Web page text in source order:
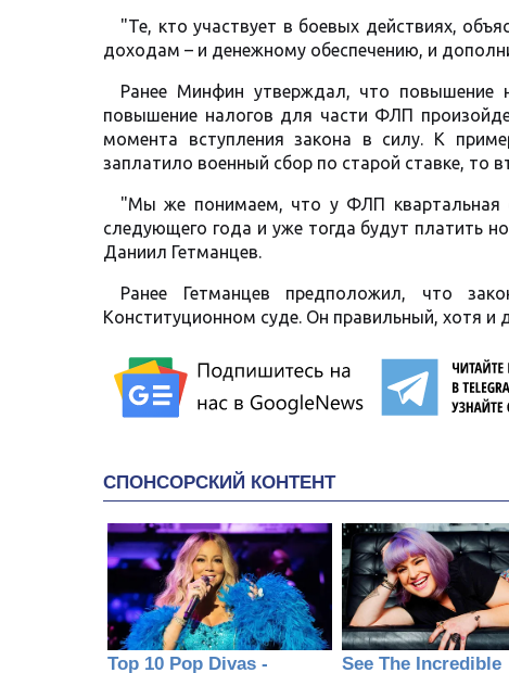
"Те, кто участвует в боевых действиях,
доходам – и денежному обеспечению, и
Ранее Минфин утверждал, что повышение
повышение налогов для части ФЛП
момента вступления закона в силу. К
заплатило военный сбор по старой ставке, то
"Мы же понимаем, что у ФЛП квартальная
следующего года и уже тогда будут платить
Даниил Гетманцев.
Ранее Гетманцев предположил, что
Конституционном суде. Он правильный, хотя и